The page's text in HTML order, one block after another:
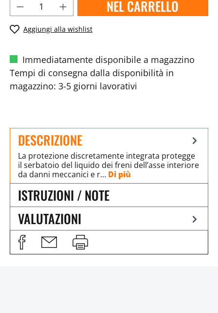
NEL CARRELLO
Aggiungi alla wishlist
Immediatamente disponibile a magazzino
Tempi di consegna dalla disponibilità in
magazzino: 3-5 giorni lavorativi
DESCRIZIONE
La protezione discretamente integrata protegge
il serbatoio del liquido dei freni dell’asse interiore
da danni meccanici e r… Di più
ISTRUZIONI / NOTE
VALUTAZIONI